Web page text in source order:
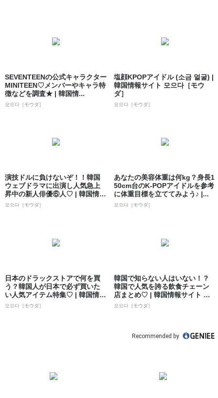
SEVENTEENの公式キャラクター
MINITEEN♡メンバーやキャラ特
徴などを調査★ | 韓国情...
모으다［モウダ］
塩顔KPOPアイドル (소금 얼굴) |
韓国情報サイト 모으다［モウ
ダ］
모으다［モウダ］
演技ドルに負けないぞ！！韓国
ウェブドラマに出演し人気急上
昇中の新人俳優⑥人♡ | 韓国情報
サイト ...
모으다［モウダ］
あなたの美容体重は何kg？身長1
50cm台のK-POPアイドルを参考
に体重目標を立ててみよう♪ |...
모으다［モウダ］
日本のドラックストアで何を買
う？韓国人が日本で必ず買いた
い人気アイテム特集♡ | 韓国情報
サイト ...
모으다［モウダ］
韓国で知らない人はいない！？
韓国で人気を誇る飲食チェーン
店まとめ♡ | 韓国情報サイト 모
으다［モ...
모으다［モウダ］
Recommended by